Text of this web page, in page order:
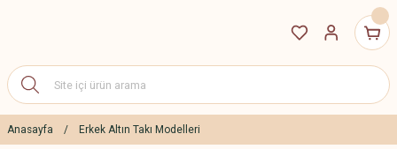
Anasayfa Erkek Altın Takı Modelleri